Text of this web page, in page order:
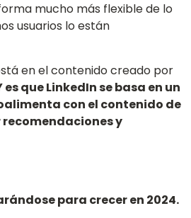
mucho más flexible de lo
usuarios lo están
en el contenido creado por
es que LinkedIn se basa en un
con el contenido de
y
para crecer en 2024.